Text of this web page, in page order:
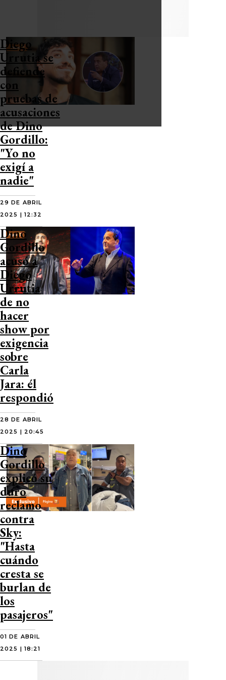
Diego
Urrutia se
defiende
con
pruebas de
acusaciones
de Dino
Gordillo:
"Yo no
exigí a
nadie"
29 DE ABRIL
2025 | 12:32
Dino
Gordillo
acusó a
Diego
Urrutia
de no
hacer
show por
exigencia
sobre
Carla
Jara: él
respondió
28 DE ABRIL
2025 | 20:45
Dino
Gordillo
explicó su
duro
reclamo
contra
Sky:
"Hasta
cuándo
cresta se
burlan de
los
pasajeros"
01 DE ABRIL
2025 | 18:21